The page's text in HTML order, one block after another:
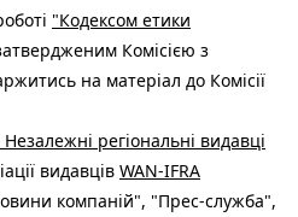
"Кодексом етики
Комісією з
на матеріал до Комісії
Незалежні регіональні видавці
видавців WAN-IFRA
компаній", "Прес-служба",